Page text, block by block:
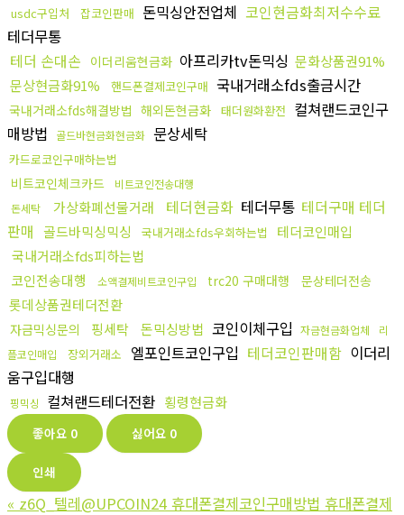
usdc구입처 잡코인판매 돈믹싱안전업체 코인현금화최저수수료
테더무통
테더 손대손 이더리움현금화 아프리카tv돈믹싱 문화상품권91%
문상현금화91%
핸드폰결제코인구매 국내거래소fds출금시간
국내거래소fds해결방법 해외돈현금화 태더원화환전 컬쳐랜드코인구
매방법
골드바현금화현금화 문상세탁
카드로코인구매하는법
비트코인체크카드
비트코인전송대행
돈세탁
가상화폐선물거래 테더현금화 테더무통 테더구매 테더
판매 골드바믹싱믹싱 국내거래소fds우회하는법
테더코인매입
국내거래소fds피하는법
코인전송대행
소액결제비트코인구입 trc20 구매대행 문상테더전송
롯데상품권테더전환
자금믹싱문의 핑세탁 돈믹싱방법 코인이체구입 자금현금화업체
리
플코인매입
장외거래소 엘포인트코인구입 테더코인판매함 이더리
움구입대행
핑믹싱 컬쳐랜드테더전환 횡령현금화
좋아요 0 싫어요 0
인쇄
« z6Q_텔레@UPCOIN24 휴대폰결제코인구매방법 휴대폰결제